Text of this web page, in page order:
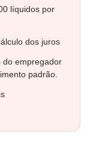
líquidos por
dos juros
do empregador
padrão.